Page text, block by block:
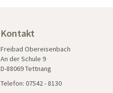
Kontakt
Freibad Obereisenbach
An der Schule 9
D-88069 Tettnang
Telefon: 07542 - 8130